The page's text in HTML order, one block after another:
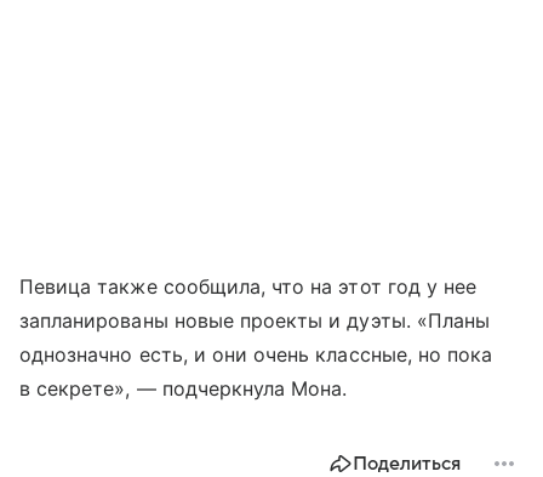
Певица также сообщила, что на этот год у нее
запланированы новые проекты и дуэты. «Планы
однозначно есть, и они очень классные, но пока
в секрете», — подчеркнула Мона.
Поделиться